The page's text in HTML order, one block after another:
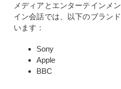
メディアとエンターテインメ
イン会話では、以下のブラン
います：
Sony
Apple
BBC